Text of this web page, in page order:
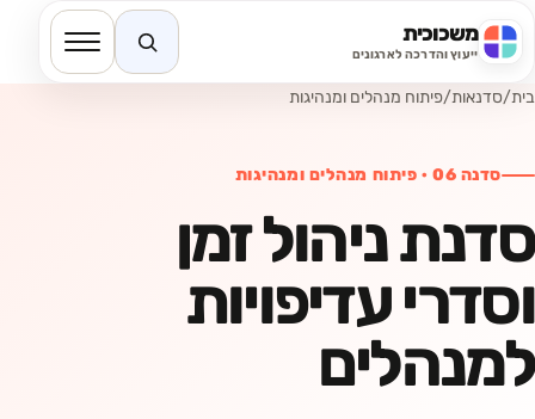
משכוכית
ייעוץ והדרכה לארגוניםחיפוש באתר
בית/סדנאות/פיתוח מנהלים ומנהיגות
סדנה 06
· פיתוח מנהלים ומנהיגות
סדנת ניהול זמן
וסדרי עדיפויות
למנהלים